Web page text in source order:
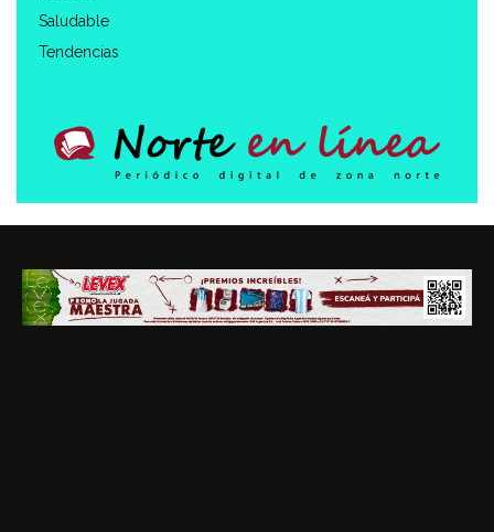
Saludable
Tendencias